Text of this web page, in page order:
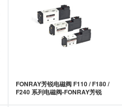
FONRAY芳锐电磁阀 F110 / F180 /
F240 系列电磁阀-FONRAY芳锐